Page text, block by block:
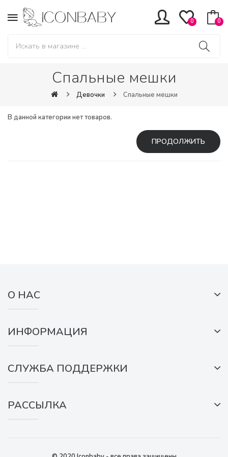
0 0
Спальные мешки
Девочки Спальные мешки
В данной категории нет товаров.
ПРОДОЛЖИТЬ
О НАС
ИНФОРМАЦИЯ
СЛУЖБА ПОДДЕРЖКИ
РАССЫЛКА